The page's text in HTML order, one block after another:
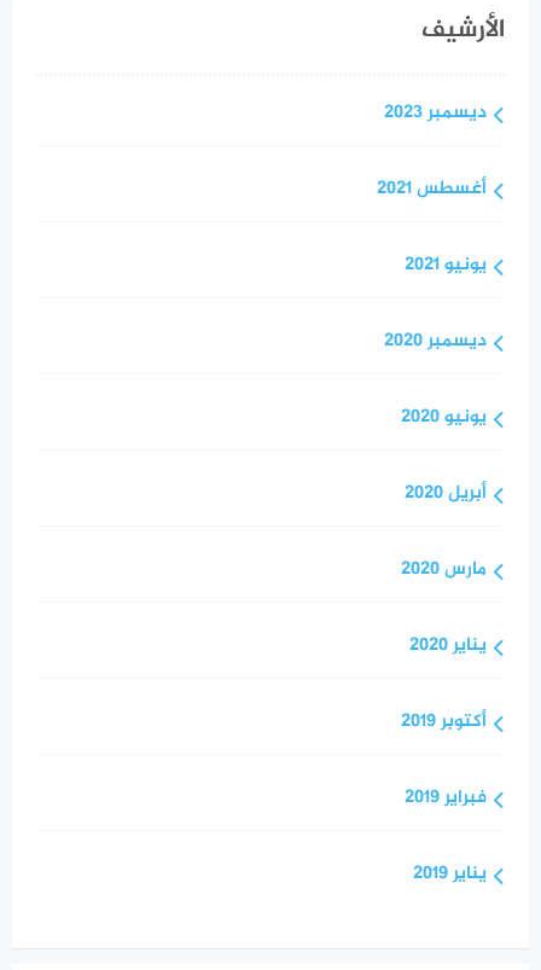
الأرشيف
ديسمبر 2023
أغسطس 2021
يونيو 2021
ديسمبر 2020
يونيو 2020
أبريل 2020
مارس 2020
يناير 2020
أكتوبر 2019
فبراير 2019
يناير 2019